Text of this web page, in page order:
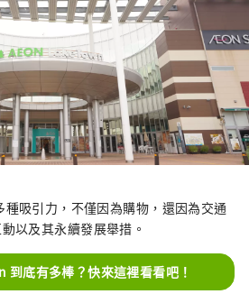
吸引力，不僅因為購物，還因為交通
以及其永續發展舉措。
到底有多棒？快來這裡看看吧！